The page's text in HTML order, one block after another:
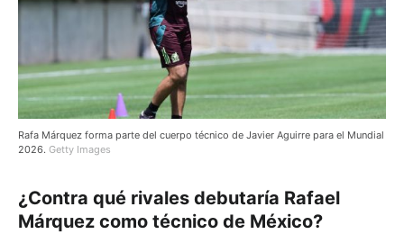
Rafa Márquez forma parte del cuerpo técnico de Javier Aguirre para el Mundial
2026. Getty Images
¿Contra qué rivales debutaría Rafael
Márquez como técnico de México?